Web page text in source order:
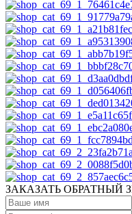
ЗАКАЗАТЬ ОБРАТНЫЙ